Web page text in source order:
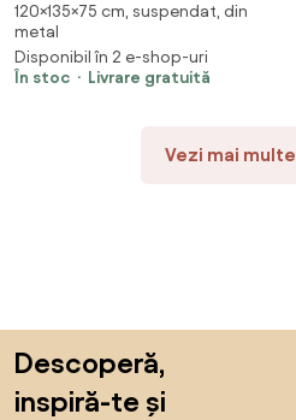
suspendat, cu perne moi,
rezistente la UV, împletitură tip
răchită, structură metalică,
pentru interior și exterior,
120×135×75 cm, suspendat, din
metal
Disponibil în 2 e-shop-uri
În stoc
Livrare gratuită
Vezi mai
Descoperă,
inspiră-te și